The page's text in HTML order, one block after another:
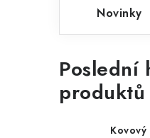
Novinky
Poslední
produktů